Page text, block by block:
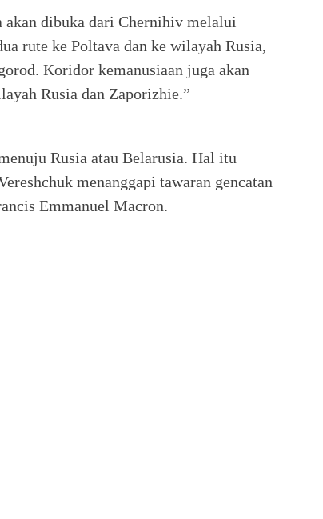
akan dibuka dari Chernihiv melalui
rute ke Poltava dan ke wilayah Rusia,
Koridor kemanusiaan juga akan
Rusia dan Zaporizhie.”
Rusia atau Belarusia. Hal itu
menanggapi tawaran gencatan
Emmanuel Macron.